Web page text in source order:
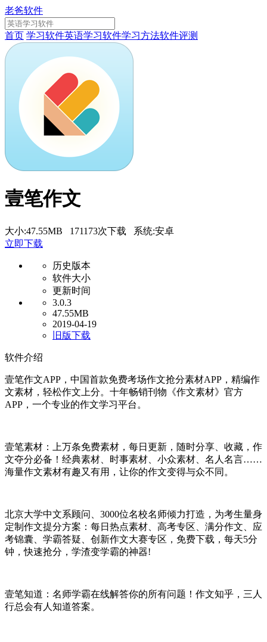
老爸软件
首页 学习软件英语学习软件学习方法软件评测
壹笔作文
大小:47.55MB 171173次下载 系统:安卓
立即下载
历史版本
软件大小
更新时间
3.0.3
47.55MB
2019-04-19
旧版下载
软件介绍
壹笔作文APP，中国首款免费考场作文抢分素材APP，精编作
文素材，轻松作文上分。十年畅销刊物《作文素材》官方
APP，一个专业的作文学习平台。
壹笔素材：上万条免费素材，每日更新，随时分享、收藏，作
文夺分必备！经典素材、时事素材、小众素材、名人名言……
海量作文素材有趣又有用，让你的作文变得与众不同。
北京大学中文系顾问、3000位名校名师倾力打造，为考生量身
定制作文提分方案：每日热点素材、高考专区、满分作文、应
考锦囊、学霸答疑、创新作文大赛专区，免费下载，每天5分
钟，快速抢分，学渣变学霸的神器!
壹笔知道：名师学霸在线解答你的所有问题！作文知乎，三人
行总会有人知道答案。